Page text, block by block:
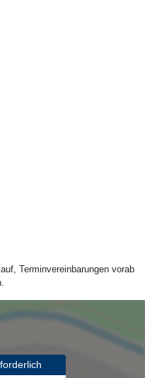
Terminvereinbarungen vorab